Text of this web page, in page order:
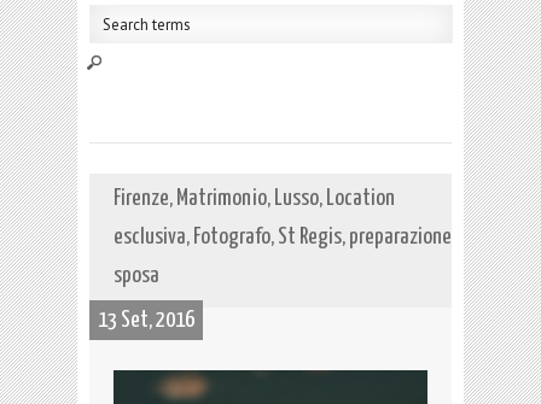
Firenze, Matrimonio, Lusso, Location
esclusiva, Fotografo, St Regis, preparazione
sposa
13 Set, 2016